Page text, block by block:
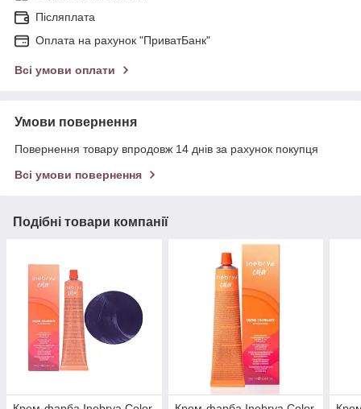
Післяплата
Оплата на рахунок "ПриватБанк"
Всі умови оплати
Умови повернення
Повернення товару впродовж 14 днів за рахунок покупця
Всі умови повернення
Подібні товари компанії